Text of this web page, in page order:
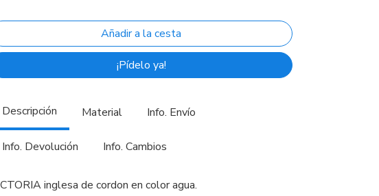
¡Pídelo ya!
Descripción Material Info. Envío
Info. Devolución Info. Cambios
inglesa de cordon en color agua.